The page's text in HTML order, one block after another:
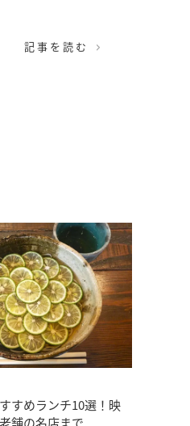
記事を読む
すめランチ10選！映
舗の名店まで